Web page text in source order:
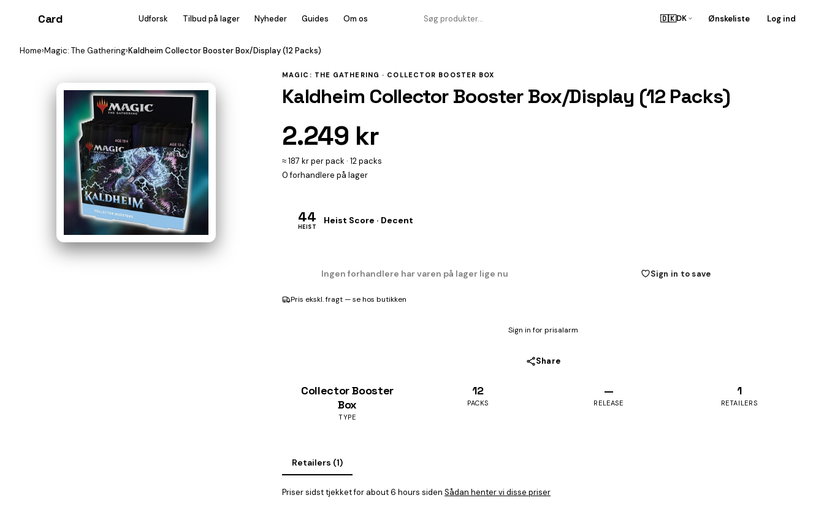
Card Udforsk Tilbud på lager Nyheder Guides Om os 🇩🇰DK Ønskeliste Log ind
Home›Magic: The Gathering›Kaldheim Collector Booster Box/Display (12 Packs)
MAGIC: THE GATHERING · COLLECTOR BOOSTER BOX
Kaldheim Collector Booster Box/Display (12 Packs)
2.249 kr
≈ 187 kr per pack · 12 packs
0 forhandlere på lager
44
HEIST
Heist Score · Decent
Ingen forhandlere har varen på lager lige nu Sign in to save
Pris ekskl. fragt — se hos butikken
Sign in for prisalarm
Share
Collector Booster
Box
TYPE
12
PACKS
—
RELEASE
1
RETAILERS
Retailers (1)
Priser sidst tjekket for about 6 hours siden Sådan henter vi disse priser